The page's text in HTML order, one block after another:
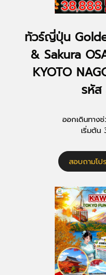
ทัวร์ญี่ปุ่น
& Sakura
KYOTO
รหัส
ออกเดินทาง
เริ่มต้น
สอบถามโป